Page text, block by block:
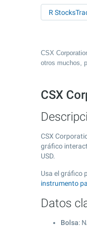
R
CSX
otros muchos,
CSX
CSX
gráfico
USD.
Usa el gráfico
instrumento
Datos
Bolsa: